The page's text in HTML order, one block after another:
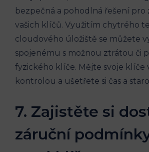
‌bezpečná a pohodlná‍ řešení ⁣pro
vašich ⁤klíčů. Využitím chytrého
cloudového⁤ úložiště se můžete‍
spojenému s možnou ztrátou či‍
fyzického klíče. Mějte svoje ⁤klíče
kontrolou a ušetřete si čas a
7. Zajistěte si
záruční